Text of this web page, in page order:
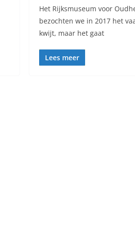
Het Rijksmuseum voor
bezochten we in 2017 het
kwijt, maar het gaat
Lees meer